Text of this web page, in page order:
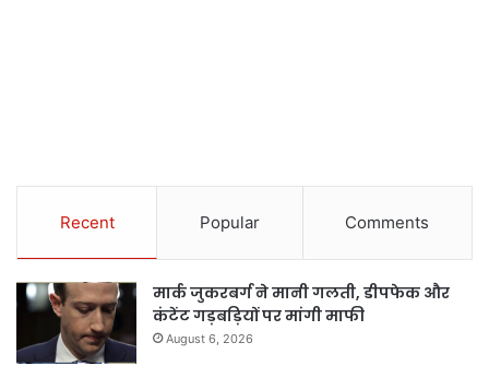
Recent Popular Comments
मार्क जुकरबर्ग ने मानी गलती, डीपफेक और
कंटेंट गड़बड़ियों पर मांगी माफी
August 6, 2026